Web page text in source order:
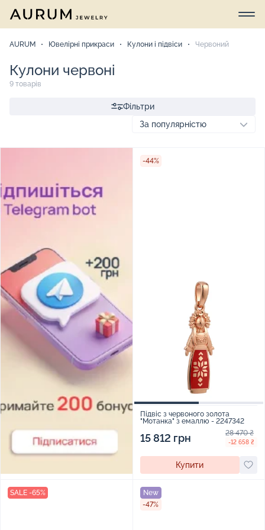
AURUM Ювелірні прикраси Кулони і підвіси Червоний
Кулони червоні
9 товарів
Фільтри
-44%
Підвіс з червоного золота
"Мотанка" з емаллю - 2247342
15 812 грн 28 470 ₴
-12 658 ₴
Купити
SALE -65%
New
-47%